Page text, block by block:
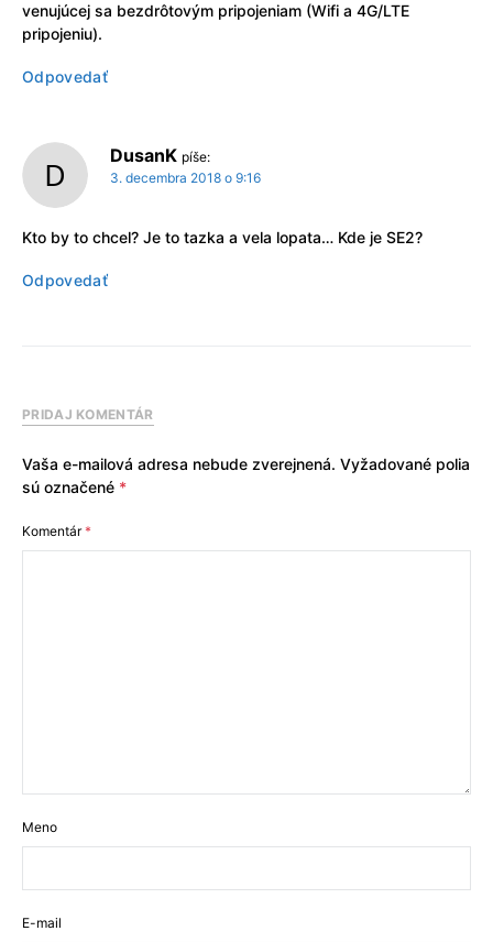
venujúcej sa bezdrôtovým pripojeniam (Wifi a 4G/LTE
pripojeniu).
Odpovedať
DusanK píše:
3. decembra 2018 o 9:16
Kto by to chcel? Je to tazka a vela lopata… Kde je SE2?
Odpovedať
PRIDAJ KOMENTÁR
Vaša e-mailová adresa nebude zverejnená. Vyžadované polia
sú označené *
Komentár*
Meno
E-mail